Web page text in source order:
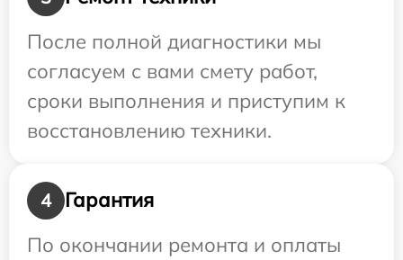
После полной диагностики мы
согласуем с вами смету работ,
сроки выполнения и приступим к
восстановлению техники.
4
Гарантия
По окончании ремонта и оплаты